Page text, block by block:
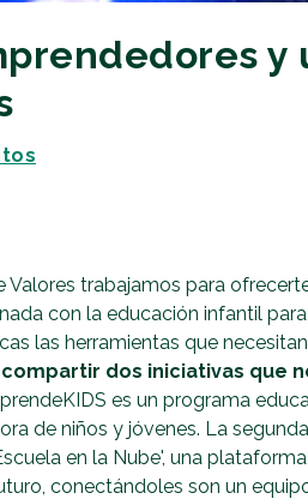
y
Valores trabajamos para
con la educación infantil
las herramientas que
dos iniciativas que
es un programa
de niños y jóvenes. La
en la Nube', una
conectándoles son un